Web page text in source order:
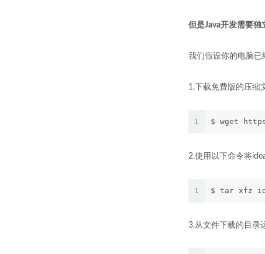
但是Java开发需要独
我们假设你的电脑已
1.下载免费版的压缩
1 $ wget
2.使用以下命令将
1 $ tar xfz
3.从文件下载的目录